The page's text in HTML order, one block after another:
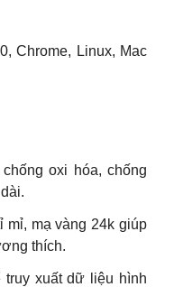
Chrome, Linux, Mac
oxi hóa, chống
mạ vàng 24k giúp
thích.
truy xuất dữ liệu hình